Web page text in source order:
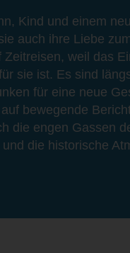
Kind und einem
auch ihre Liebe
weil das
sie ist. Es sind
für eine neue
bewegende
die engen Gassen
die historische